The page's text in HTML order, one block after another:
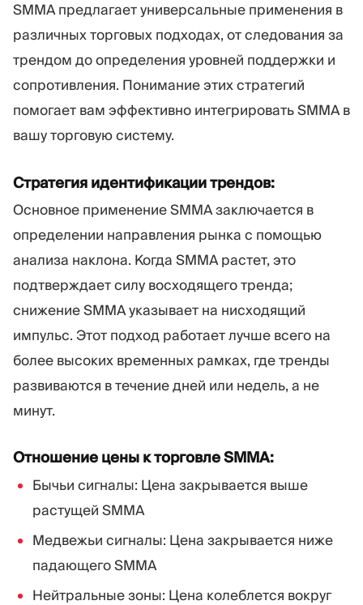
SMMA предлагает универсальные применения в
различных торговых подходах, от следования за
трендом до определения уровней поддержки и
сопротивления. Понимание этих стратегий
помогает вам эффективно интегрировать SMMA в
вашу торговую систему.
Стратегия идентификации трендов:
Основное применение SMMA заключается в
определении направления рынка с помощью
анализа наклона. Когда SMMA растет, это
подтверждает силу восходящего тренда;
снижение SMMA указывает на нисходящий
импульс. Этот подход работает лучше всего на
более высоких временных рамках, где тренды
развиваются в течение дней или недель, а не
минут.
Отношение цены к торговле SMMA:
Бычьи сигналы: Цена закрывается выше
растущей SMMA
Медвежьи сигналы: Цена закрывается ниже
падающего SMMA
Нейтральные зоны: Цена колеблется вокруг